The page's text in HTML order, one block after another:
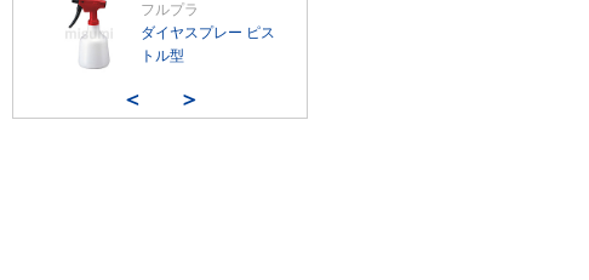
フルプラ
ダイヤスプレー ピス
トル型
＜ ＞